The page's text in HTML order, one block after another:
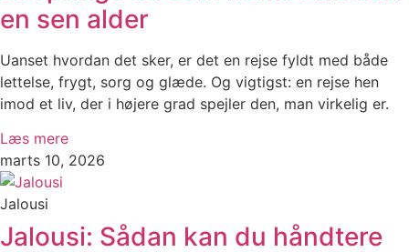
en sen alder
Uanset hvordan det sker, er det en rejse fyldt med både
lettelse, frygt, sorg og glæde. Og vigtigst: en rejse hen
imod et liv, der i højere grad spejler den, man virkelig er.
Læs mere
marts 10, 2026
Jalousi
Jalousi: Sådan kan du håndtere